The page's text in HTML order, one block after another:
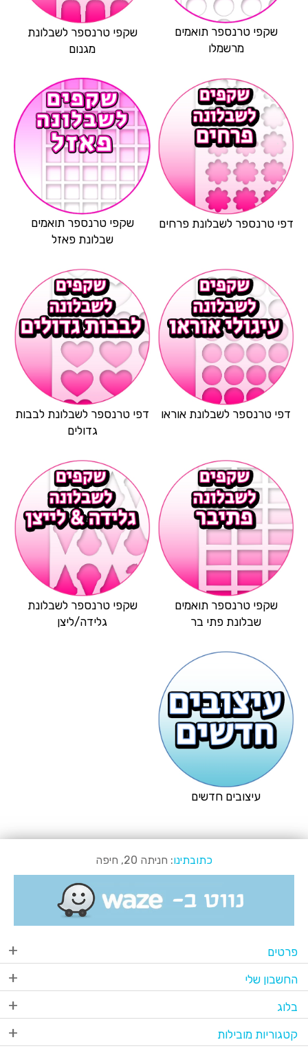
שקפי טרנספר תואמים
מרשמלו
שקפי טרנספר לשבלונת
מגנום
דפי טרנספר לשבלונת פרחים
שקפי טרנספר תואמים
שבלונת פאזל
דפי טרנספר לשבלונת אוראו
דפי טרנספר לשבלונת לבבות
גדולים
שקפי טרנספר תואמים
שבלונת פתי בר
שקפי טרנספר לשבלונת
גלידה/ליצן
עיצובים חדשים
כתובתינו: חניתה 20, חיפה
פרטים
החשבון שלי
בלוג
קטגוריות מובילות